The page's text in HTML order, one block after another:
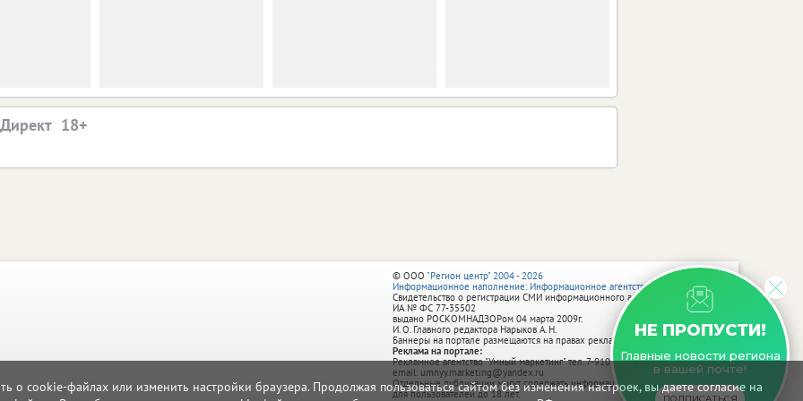
о cookie-файлах или изменить настройки браузера. Продолжая пользоваться сайтом без изменения настроек, вы даете согласие на
НЕ ПРОПУСТИ!
Главные новости региона
в вашей почте!
© ООО "Регион центр" 2004 - 2026
Информационное наполнение: Информационное агентство vRossii.ru
Свидетельство о регистрации СМИ информационного агентства vRossii.ru
ИА № ФС 77‑35502
выдано РОСКОМНАДЗОРом 04 марта 2009г.
И. О. Главного редактора Нарыков А. Н.
Баннеры на портале размещаются на правах рекламы.
Реклама на портале:
Рекламное агентство "Умный маркетинг" тел. 7-910-267-70-40,
email: umnyy.marketing@yandex.ru
Отдельные публикации могут содержать информацию, не предназначенную
для пользователей до 18 лет.